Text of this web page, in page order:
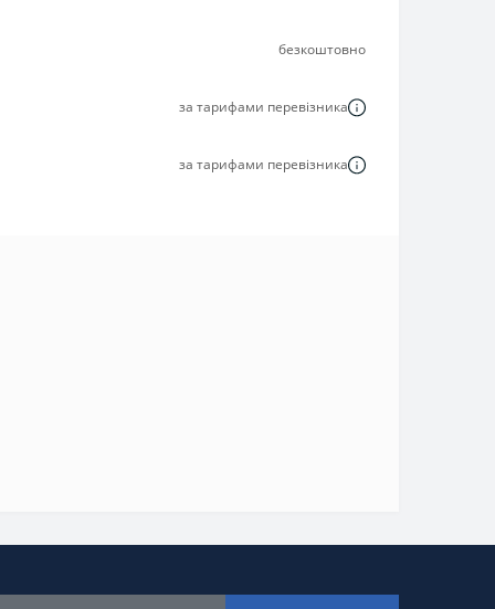
безкоштовно
за тарифами перевізника
за тарифами перевізника